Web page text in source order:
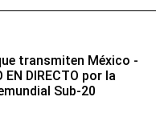
transmiten México -
EN DIRECTO por la
Sub-20